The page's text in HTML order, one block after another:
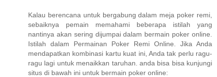
Kalau berencana untuk bergabung dalam meja poker remi,
sebaiknya pemain memahami beberapa istilah yang
nantinya akan sering dijumpai dalam bermain poker online.
Istilah dalam Permainan Poker Remi Online. Jika Anda
mendapatkan kombinasi kartu kuat ini, Anda tak perlu ragu-
ragu lagi untuk menaikkan taruhan. anda bisa bisa kunjungi
situs di bawah ini untuk bermain poker online: